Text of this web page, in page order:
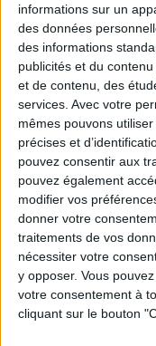
informations sur un
des données
des informations
publicités et du
et de contenu, des
services. Avec votre
mêmes pouvons
précises et
pouvez consentir aux
pouvez également
modifier vos
donner votre
traitements de vos
nécessiter votre
y opposer. Vous
votre consentement à
cliquant sur le bouton
Peut-on